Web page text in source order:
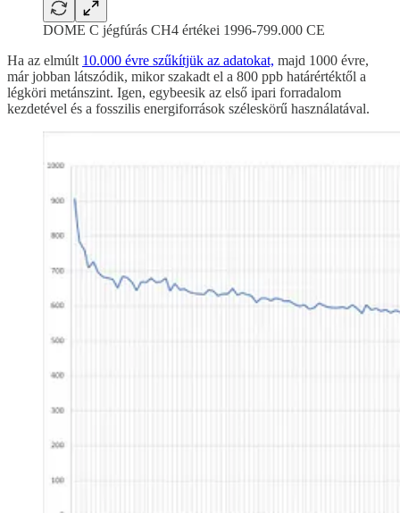
DOME C jégfúrás CH4 értékei 1996-799.000 CE
Ha az elmúlt 10.000 évre szűkítjük az adatokat, majd 1000 évre,
már jobban látszódik, mikor szakadt el a 800 ppb határértéktől a
légköri metánszint. Igen, egybeesik az első ipari forradalom
kezdetével és a fosszilis energiforrások széleskörű használatával.